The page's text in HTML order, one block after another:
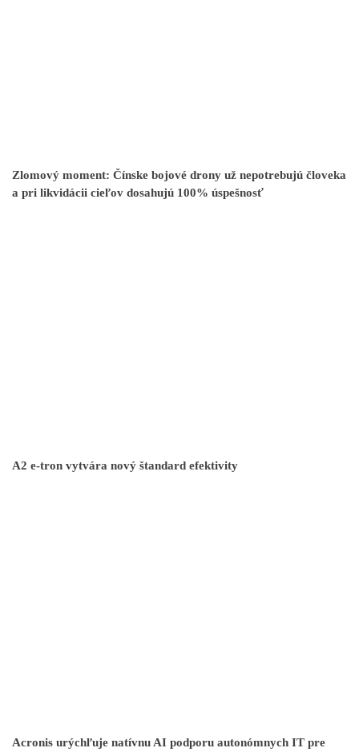
Zlomový moment: Čínske bojové drony už nepotrebujú človeka
a pri likvidácii cieľov dosahujú 100% úspešnosť
A2 e-tron vytvára nový štandard efektivity
Acronis urýchľuje natívnu AI podporu autonómnych IT pre